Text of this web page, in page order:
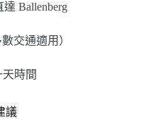
Ballenberg
交通適用）
時間
議